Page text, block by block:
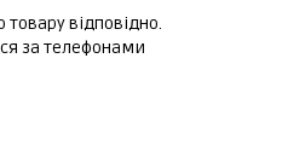
відповідно.
за телефонами